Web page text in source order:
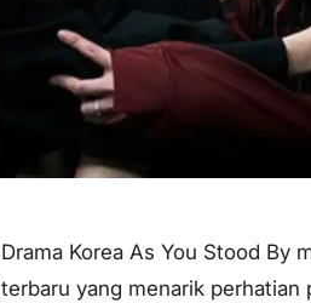
Drama Korea As You Stood By
terbaru yang menarik perhatian